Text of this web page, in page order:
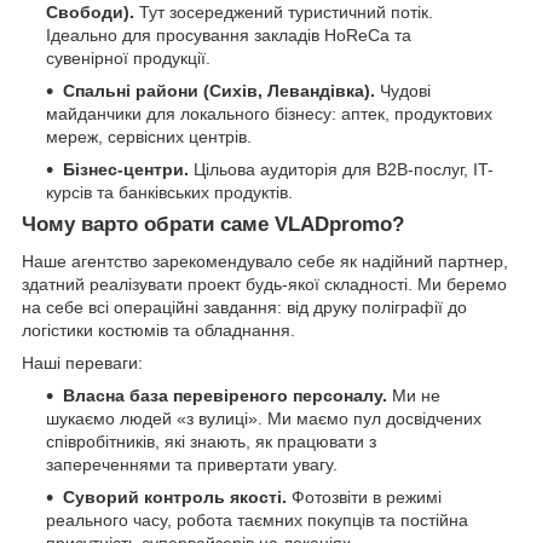
Свободи). Тут зосереджений туристичний потік.
Ідеально для просування закладів HoReCa та
сувенірної продукції.
Спальні райони (Сихів, Левандівка). Чудові
майданчики для локального бізнесу: аптек, продуктових
мереж, сервісних центрів.
Бізнес-центри. Цільова аудиторія для B2B-послуг, IT-
курсів та банківських продуктів.
Чому варто обрати саме VLADpromo?
Наше агентство зарекомендувало себе як надійний партнер,
здатний реалізувати проект будь-якої складності. Ми беремо
на себе всі операційні завдання: від друку поліграфії до
логістики костюмів та обладнання.
Наші переваги:
Власна база перевіреного персоналу. Ми не
шукаємо людей «з вулиці». Ми маємо пул досвідчених
співробітників, які знають, як працювати з
запереченнями та привертати увагу.
Суворий контроль якості. Фотозвіти в режимі
реального часу, робота таємних покупців та постійна